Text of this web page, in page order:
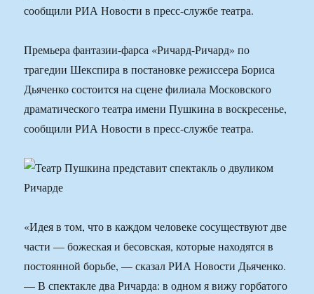
сообщили РИА Новости в пресс-службе театра.
Премьера фантазии-фарса «Ричард-Ричард» по
трагедии Шекспира в постановке режиссера Бориса
Дьяченко состоится на сцене филиала Московского
драматического театра имени Пушкина в воскресенье,
сообщили РИА Новости в пресс-службе театра.
«Идея в том, что в каждом человеке сосуществуют две
части — божеская и бесовская, которые находятся в
постоянной борьбе, — сказал РИА Новости Дьяченко.
— В спектакле два Ричарда: в одном я вижу горбатого